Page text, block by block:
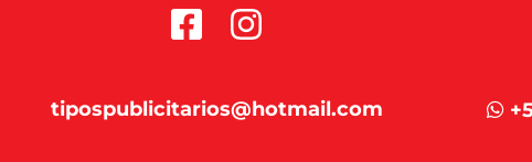
tipospublicitarios@hotmail.com